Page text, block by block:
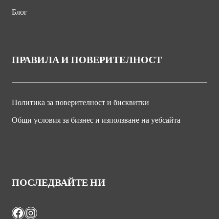
Блог
ПРАВИЛА И ПОВЕРИТЕЛНОСТ
Политика за поверителност и бисквитки
Общи условия за бизнес и използване на уебсайта
ПОСЛЕДВАЙТЕ НИ
Facebook
Instagram